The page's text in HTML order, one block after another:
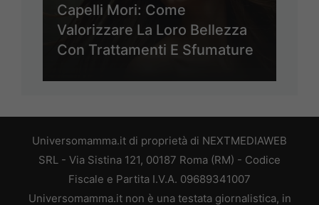
Capelli Mori: Come
Valorizzare La Loro Bellezza
Con Trattamenti E Sfumature
Universomamma.it di proprietà di NEXTMEDIAWEB
SRL - Via Sistina 121, 00187 Roma (RM) - Codice
Fiscale e Partita I.V.A. 09689341007
Universomamma.it non è una testata giornalistica, in